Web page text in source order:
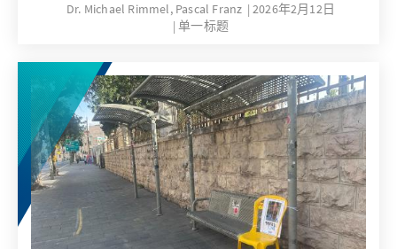
Dr. Michael Rimmel, Pascal Franz
2026年2月12日
单一标题